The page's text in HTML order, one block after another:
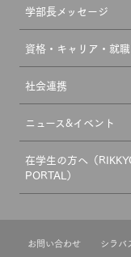
学部長メッセージ
資格・キャリア・就職
社会連携
ニュース&イベント
在学生の方へ（
PORTAL）
お問い合わせ シラバ